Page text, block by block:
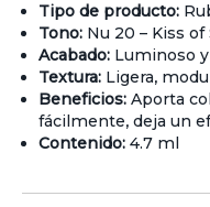
Tipo de producto:
Tono: Nu 20 – Kiss
Acabado: Luminoso
Textura: Ligera,
Beneficios: Aporta
fácilmente, deja un
Contenido: 4.7 ml